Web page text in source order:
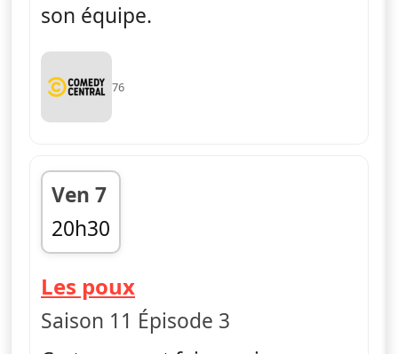
son équipe.
76
Ven 7
20h30
fin 20h50
Les poux— South Park
Saison 11 Épisode 3